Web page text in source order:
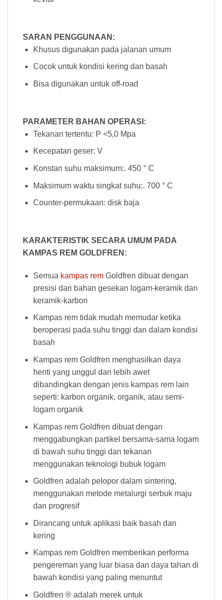
SARAN PENGGUNAAN:
Khusus digunakan pada jalanan umum
Cocok untuk kondisi kering dan basah
Bisa digunakan untuk off-road
PARAMETER BAHAN OPERASI:
Tekanan tertentu: P <5,0 Mpa
Kecepatan geser: V
Konstan suhu maksimum:. 450 ° C
Maksimum waktu singkat suhu:. 700 ° C
Counter-permukaan: disk baja
KARAKTERISTIK SECARA UMUM PADA
KAMPAS REM GOLDFREN:
Semua kampas remGoldfren dibuat dengan
presisi dari bahan gesekan logam-keramik dan
keramik-karbon
Kampas rem tidak mudah memudar ketika
beroperasi pada suhu tinggi dan dalam kondisi
basah
Kampas rem Goldfren menghasilkan daya
henti yang unggul dan lebih awet
dibandingkan dengan jenis kampas rem lain
seperti: karbon organik, organik, atau semi-
logam organik
Kampas rem Goldfren dibuat dengan
menggabungkan partikel bersama-sama logam
di bawah suhu tinggi dan tekanan
menggunakan teknologi bubuk logam
Goldfren adalah pelopor dalam sintering,
menggunakan metode metalurgi serbuk maju
dan progresif
Dirancang untuk aplikasi baik basah dan
kering
Kampas rem Goldfren memberikan performa
pengereman yang luar biasa dan daya tahan di
bawah kondisi yang paling menuntut
Goldfren ® adalah merek untuk